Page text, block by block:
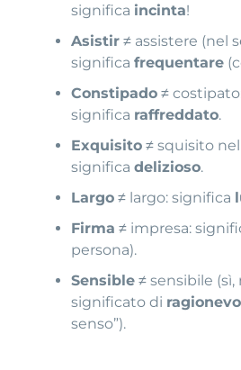
significa incinta!
Asistir ≠ assistere (nel
significafrequentare
Constipado ≠
significa raffreddato.
Exquisito ≠ squisito nel
significadelizioso.
Largo ≠ largo: significa
Firma ≠ impresa:
persona).
Sensible ≠ sensibile (sì,
significato di
senso”).